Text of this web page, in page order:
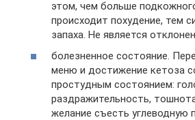
этом, чем больше
происходит похудение, тем
запаха. Не является
болезненное состояние.
меню и достижение кетоза
простудным состоянием:
раздражительность,
желание съесть углеводную